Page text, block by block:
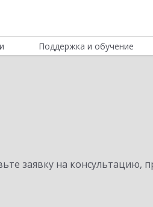
Поддержка и обучение
заявку на консультацию,